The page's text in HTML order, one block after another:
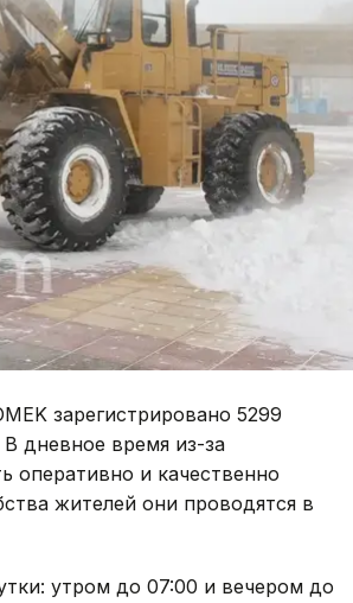
зарегистрировано 5299
дневное время из-за
оперативно и качественно
жителей они проводятся в
утром до 07:00 и вечером до